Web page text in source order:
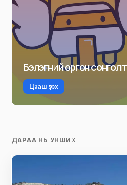
Бэлэгний өргөн сонголт
Цааш үзэх
ДАРАА НЬ УНШИХ